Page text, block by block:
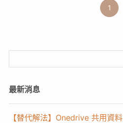
1
最新消息
【替代解法】Onedrive 共用資